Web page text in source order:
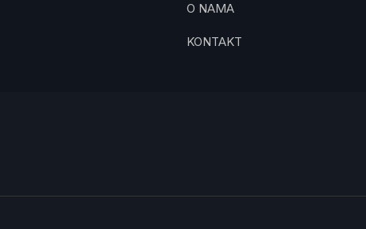
O NAMA
KONTAKT